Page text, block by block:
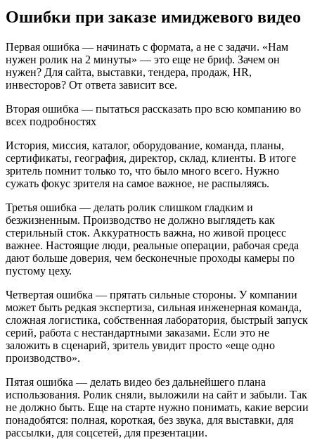
Ошибки при заказе имиджевого видео
Первая ошибка — начинать с формата, а не с задачи. «Нам
нужен ролик на 2 минуты» — это еще не бриф. Зачем он
нужен? Для сайта, выставки, тендера, продаж, HR,
инвесторов? От ответа зависит все.
Вторая ошибка — пытаться рассказать про всю компанию во
всех подробностях
История, миссия, каталог, оборудование, команда, планы,
сертификаты, география, директор, склад, клиенты. В итоге
зритель помнит только то, что было много всего. Нужно
сужать фокус зрителя на самое важное, не распыляясь.
Третья ошибка — делать ролик слишком гладким и
безжизненным. Производство не должно выглядеть как
стерильный сток. Аккуратность важна, но живой процесс
важнее. Настоящие люди, реальные операции, рабочая среда
дают больше доверия, чем бесконечные проходы камеры по
пустому цеху.
Четвертая ошибка — прятать сильные стороны. У компании
может быть редкая экспертиза, сильная инженерная команда,
сложная логистика, собственная лаборатория, быстрый запуск
серий, работа с нестандартными заказами. Если это не
заложить в сценарий, зритель увидит просто «еще одно
производство».
Пятая ошибка — делать видео без дальнейшего плана
использования. Ролик сняли, выложили на сайт и забыли. Так
не должно быть. Еще на старте нужно понимать, какие версии
понадобятся: полная, короткая, без звука, для выставки, для
рассылки, для соцсетей, для презентации.